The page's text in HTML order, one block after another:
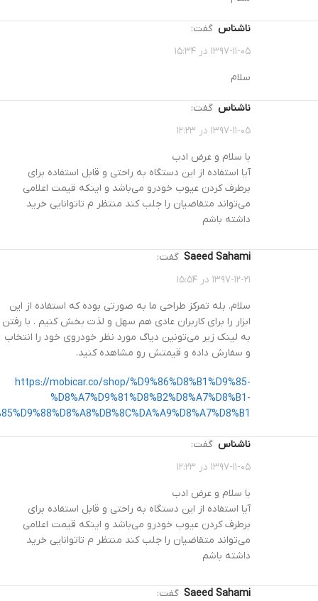
ناشناس گفت:
۱۳۹۷-۱۱-۰۵ در ۱۵:۳۴
سلام
ناشناس گفت:
۱۳۹۷-۱۱-۰۵ در ۱۲:۲۳
با سلام و عرض ادب
آیا استفاده از این دستگاه به راحتی و قابل استفاده برای
برطرف کردن عیوب خودرو می‌باشد و اینکه قیمت اعلامی
می‌تواند متقاضیان را جلب کند منتظر م تاتوانایی خرید
داشته باشم
Saeed Sahami
گفت:
۱۳۹۷-۱۲-۲۱ در ۱۵:۵۴
سلام. بله تمرکز طراحی ما به صورتی بوده که استفاده از این
ابزار را برای کاربران عادی هم سهل و لذت بخش کنیم . با رفتن
به لینک زیر می‌تونین دیاگ مورد نظر خودروی خود را انتخاب
و سفارش داده و قیمتش رو مشاهده کنید.
https://mobicar.co/shop/%D9%86%D8%B1%D9%85-
%D8%A7%D9%81%D8%B2%D8%A7%D8%B1-
ناشناس گفت:
۱۳۹۷-۱۱-۰۵ در ۱۲:۲۳
با سلام و عرض ادب
آیا استفاده از این دستگاه به راحتی و قابل استفاده برای
برطرف کردن عیوب خودرو می‌باشد و اینکه قیمت اعلامی
می‌تواند متقاضیان را جلب کند منتظر م تاتوانایی خرید
داشته باشم
Saeed Sahami
گفت: